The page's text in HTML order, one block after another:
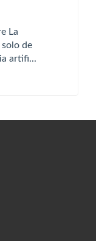
La
de
artifi...